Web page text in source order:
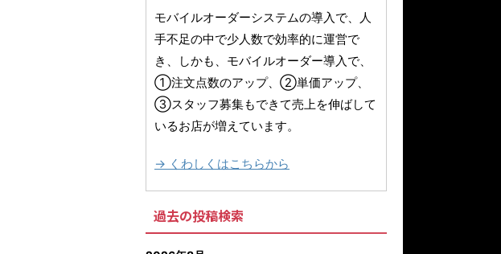
モバイルオーダーシステムの導入で、人
手不足の中で少人数で効率的に運営で
き、しかも、モバイルオーダー導入で、
①注文点数のアップ、②単価アップ、
③スタッフ募集もできて売上を伸ばして
いるお店が増えています。
→ くわしくはこちらから
過去の投稿検索